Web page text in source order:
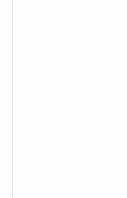
Misi utama dan
Visual indah dengan
sniping makin imersif.
Bloggermuda bilang
sniping santai tapi
Battlefield V
dengan kelas Recon
destructible